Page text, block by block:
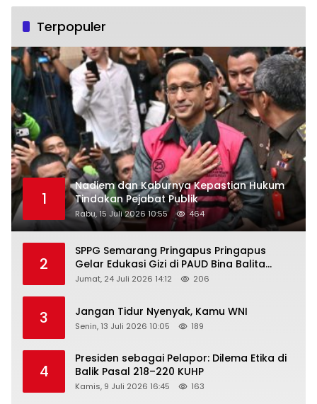
Terpopuler
1
Nadiem dan Kaburnya Kepastian Hukum
Tindakan Pejabat Publik
Rabu, 15 Juli 2026 10:55 464
2
SPPG Semarang Pringapus Pringapus
Gelar Edukasi Gizi di PAUD Bina Balita
Peringati Hari Anak Nasional 2026
Jumat, 24 Juli 2026 14:12 206
3 Jangan Tidur Nyenyak, Kamu WNI
Senin, 13 Juli 2026 10:05 189
4
Presiden sebagai Pelapor: Dilema Etika di
Balik Pasal 218–220 KUHP
Kamis, 9 Juli 2026 16:45 163